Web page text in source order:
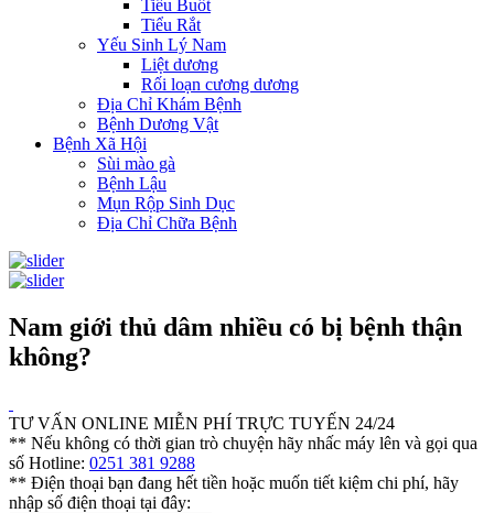
Tiểu Buốt
Tiểu Rắt
Yếu Sinh Lý Nam
Liệt dương
Rối loạn cương dương
Địa Chỉ Khám Bệnh
Bệnh Dương Vật
Bệnh Xã Hội
Sùi mào gà
Bệnh Lậu
Mụn Rộp Sinh Dục
Địa Chỉ Chữa Bệnh
Nam giới thủ dâm nhiều có bị bệnh thận
không?
TƯ VẤN ONLINE MIỄN PHÍ TRỰC TUYẾN 24/24
** Nếu không có thời gian trò chuyện hãy nhấc máy lên và gọi qua
số Hotline: 0251 381 9288
** Điện thoại bạn đang hết tiền hoặc muốn tiết kiệm chi phí, hãy
nhập số điện thoại tại đây: